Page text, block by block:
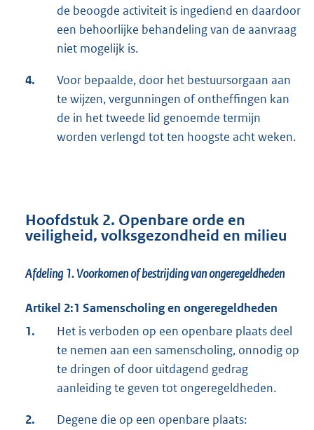
de beoogde activiteit is ingediend en daardoor
een behoorlijke behandeling van de aanvraag
niet mogelijk is.
4.
Voor bepaalde, door het bestuursorgaan aan
te wijzen, vergunningen of ontheffingen kan
de in het tweede lid genoemde termijn
worden verlengd tot ten hoogste acht weken.
Hoofdstuk 2. Openbare orde en
veiligheid, volksgezondheid en milieu
Afdeling 1. Voorkomen of bestrijding van ongeregeldheden
Artikel 2:1 Samenscholing en ongeregeldheden
1.
Het is verboden op een openbare plaats deel
te nemen aan een samenscholing, onnodig op
te dringen of door uitdagend gedrag
aanleiding te geven tot ongeregeldheden.
2. Degene die op een openbare plaats: